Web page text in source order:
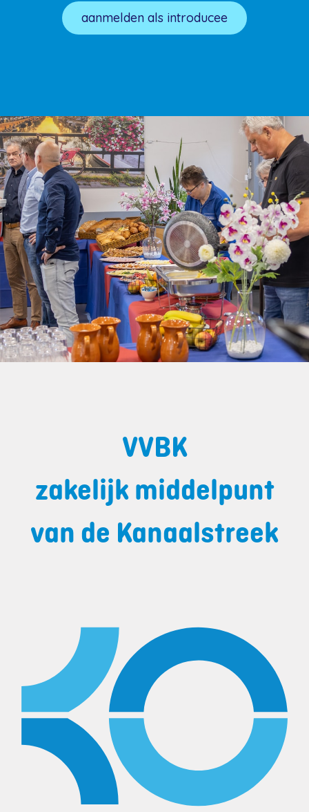
aanmelden als introducee
VVBK
zakelijk middelpunt
van de Kanaalstreek